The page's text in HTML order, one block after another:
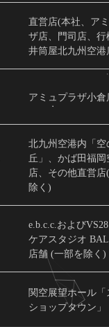
直営店(本社、ア
ザ店、門司店、行
井筒屋北九州空港
アミュプラザ小倉
北九州空港内「空
丘」、かば田福岡
店、その他直営店
除く)
e.b.c.c.および
ケアスタジオ
店舗 (一部を除く)
関空展望ホール「
ショップタウン」